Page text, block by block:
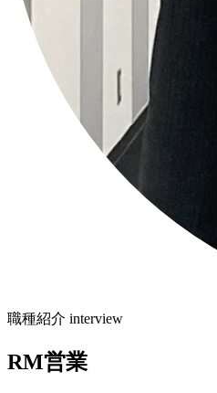
職種紹介 interview
RM営業